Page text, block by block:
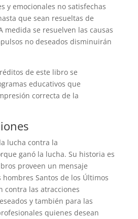
y emocionales no satisfechas
que sean resueltas de
medida se resuelven las causas
no deseados disminuirán
de este libro se
educativos que
correcta de la
lucha contra la
ganó la lucha. Su historia es
proveen un mensaje
Santos de los Últimos
contra las atracciones
y también para las
quienes desean